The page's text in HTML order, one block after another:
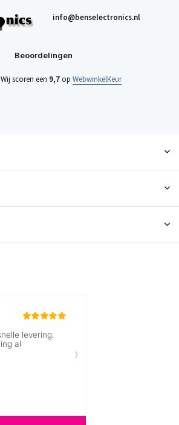
info@benselectronics.nl
Beoordelingen
Wij scoren een 9,7op WebwinkelKeur